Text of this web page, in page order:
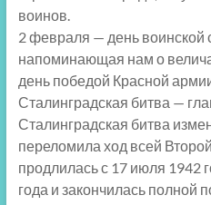
воинов.
2 февраля — день воинской
напоминающая нам о
день победой Красной
Сталинградская битва —
Сталинградская битва
переломила ход всей
продлилась с 17 июля 1942
года и закончилась полной